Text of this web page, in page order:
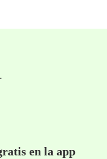
en la app